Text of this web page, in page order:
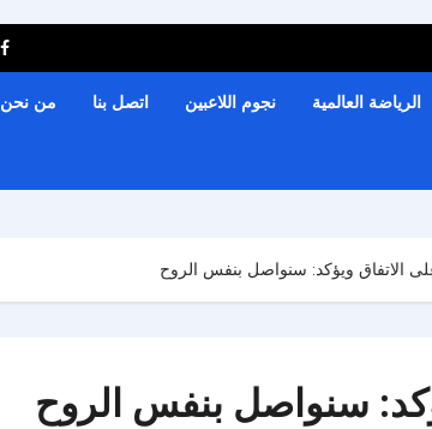
الرياضة العالمية نجوم اللاعبين اتصل بنا من نحن
على الاتفاق ويؤكد: سنواصل بنفس الروح
سنواصل بنفس الروح